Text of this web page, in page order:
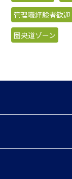
管理職経験者歓迎
圏央道ゾーン